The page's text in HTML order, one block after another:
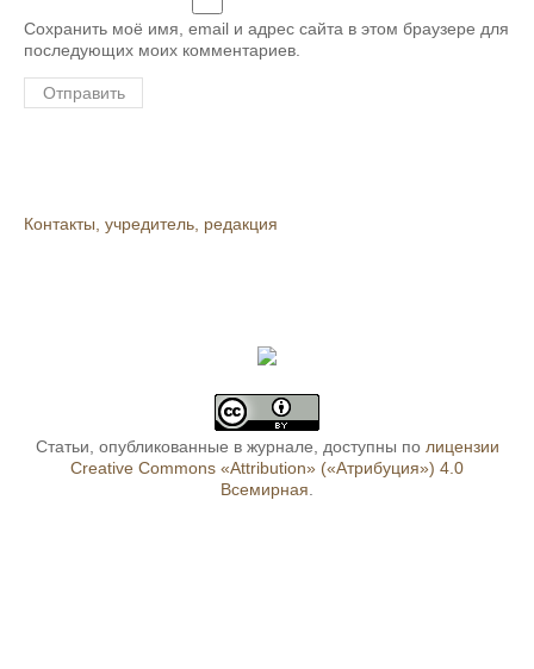
Сохранить моё имя, email и адрес сайта в этом браузере для
последующих моих комментариев.
Контакты, учредитель, редакция
Статьи, опубликованные в журнале, доступны по лицензии
Creative Commons «Attribution» («Атрибуция») 4.0
Всемирная